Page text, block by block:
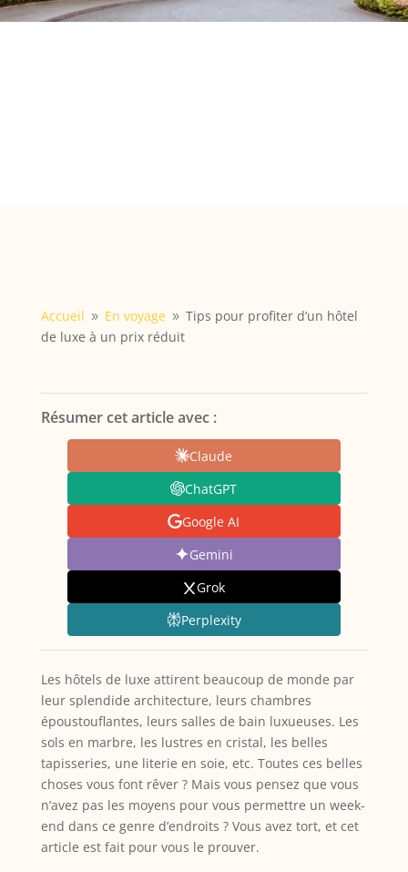
Accueil 9 En voyage 9 Tips pour profiter d’un hôtel
de luxe à un prix réduit
Résumer cet article avec :
Claude
ChatGPT
Google AI
Gemini
Grok
Perplexity
Les hôtels de luxe attirent beaucoup de monde par
leur splendide architecture, leurs chambres
époustouflantes, leurs salles de bain luxueuses. Les
sols en marbre, les lustres en cristal, les belles
tapisseries, une literie en soie, etc. Toutes ces belles
choses vous font rêver ? Mais vous pensez que vous
n’avez pas les moyens pour vous permettre un week-
end dans ce genre d’endroits ? Vous avez tort, et cet
article est fait pour vous le prouver.